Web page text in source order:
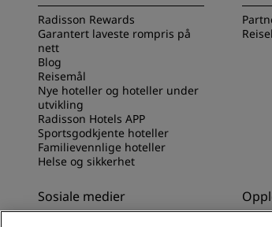
Radisson Rewards
Garantert laveste rompris på
nett
Blog
Reisemål
Nye hoteller og hoteller under
utvikling
Radisson Hotels APP
Sportsgodkjente hoteller
Familievennlige hoteller
Helse og sikkerhet
Sosiale medier